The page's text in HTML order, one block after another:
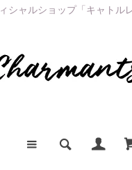
シャルショップ「キャトル